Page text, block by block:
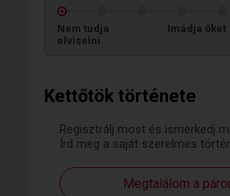
Kettőtök története
Regisztrálj most és ismerkedj
Írd meg a saját szerelmes
Megtalálom a
Nem tudja
elviselni
Imádja őket